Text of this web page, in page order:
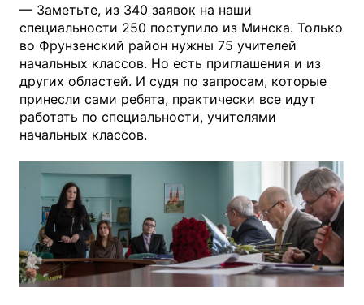
— Заметьте, из 340 заявок на наши
специальности 250 поступило из Минска. Только
во Фрунзенский район нужны 75 учителей
начальных классов. Но есть приглашения и из
других областей. И судя по запросам, которые
принесли сами ребята, практически все идут
работать по специальности, учителями
начальных классов.